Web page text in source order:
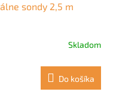
sondy 2,5 m
Skladom
Do košíka